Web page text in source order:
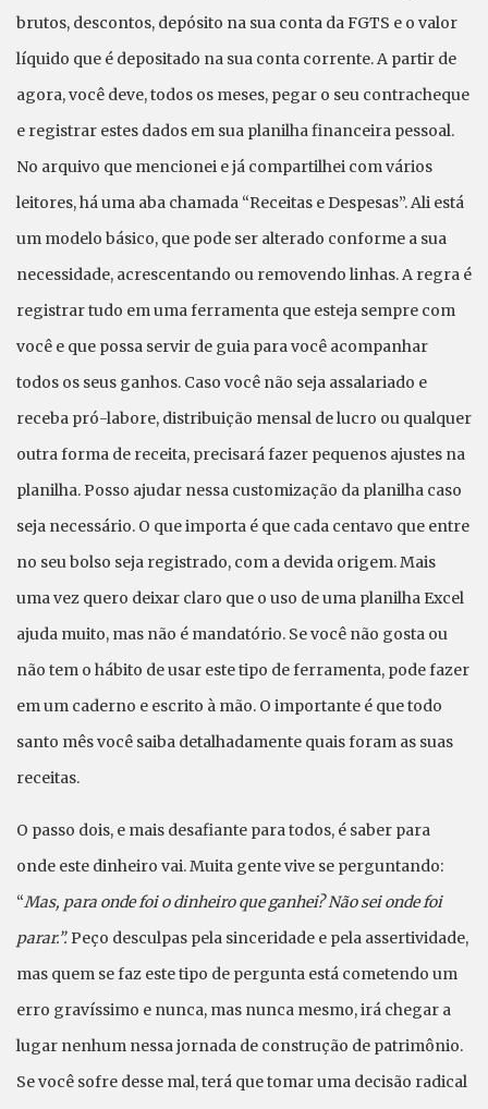
brutos, descontos, depósito na sua conta da FGTS e o valor
líquido que é depositado na sua conta corrente. A partir de
agora, você deve, todos os meses, pegar o seu contracheque
e registrar estes dados em sua planilha financeira pessoal.
No arquivo que mencionei e já compartilhei com vários
leitores, há uma aba chamada “Receitas e Despesas”. Ali está
um modelo básico, que pode ser alterado conforme a sua
necessidade, acrescentando ou removendo linhas. A regra é
registrar tudo em uma ferramenta que esteja sempre com
você e que possa servir de guia para você acompanhar
todos os seus ganhos. Caso você não seja assalariado e
receba pró-labore, distribuição mensal de lucro ou qualquer
outra forma de receita, precisará fazer pequenos ajustes na
planilha. Posso ajudar nessa customização da planilha caso
seja necessário. O que importa é que cada centavo que entre
no seu bolso seja registrado, com a devida origem. Mais
uma vez quero deixar claro que o uso de uma planilha Excel
ajuda muito, mas não é mandatório. Se você não gosta ou
não tem o hábito de usar este tipo de ferramenta, pode fazer
em um caderno e escrito à mão. O importante é que todo
santo mês você saiba detalhadamente quais foram as suas
receitas.
O passo dois, e mais desafiante para todos, é saber para
onde este dinheiro vai. Muita gente vive se perguntando:
“Mas, para onde foi o dinheiro que ganhei? Não sei onde foi
parar.”.Peço desculpas pela sinceridade e pela assertividade,
mas quem se faz este tipo de pergunta está cometendo um
erro gravíssimo e nunca, mas nunca mesmo, irá chegar a
lugar nenhum nessa jornada de construção de patrimônio.
Se você sofre desse mal, terá que tomar uma decisão radical